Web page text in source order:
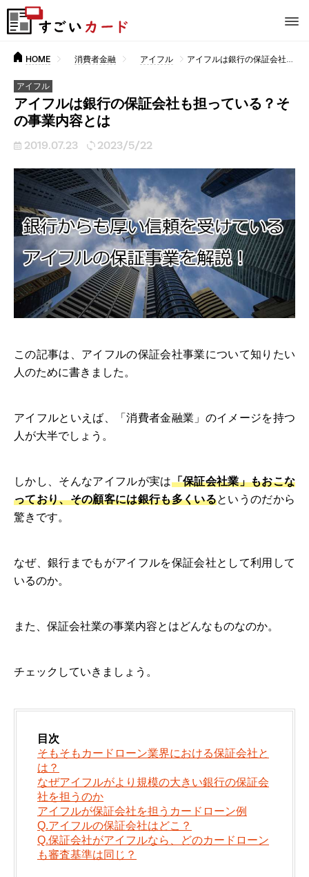
HOME 消費者金融 アイフル アイフルは銀行の保証会社も担っている？その事業内容とは
アイフル
アイフルは銀行の保証会社も担っている？そ
の事業内容とは
2019.07.23 2023/5/22
この記事は、アイフルの保証会社事業について知りたい
人のために書きました。
アイフルといえば、「消費者金融業」のイメージを持つ
人が大半でしょう。
しかし、そんなアイフルが実は「保証会社業」もおこな
っており、その顧客には銀行も多くいるというのだから
驚きです。
なぜ、銀行までもがアイフルを保証会社として利用して
いるのか。
また、保証会社業の事業内容とはどんなものなのか。
チェックしていきましょう。
目次
そもそもカードローン業界における保証会社と
は？
なぜアイフルがより規模の大きい銀行の保証会
社を担うのか
アイフルが保証会社を担うカードローン例
Q.アイフルの保証会社はどこ？
Q.保証会社がアイフルなら、どのカードローン
も審査基準は同じ？